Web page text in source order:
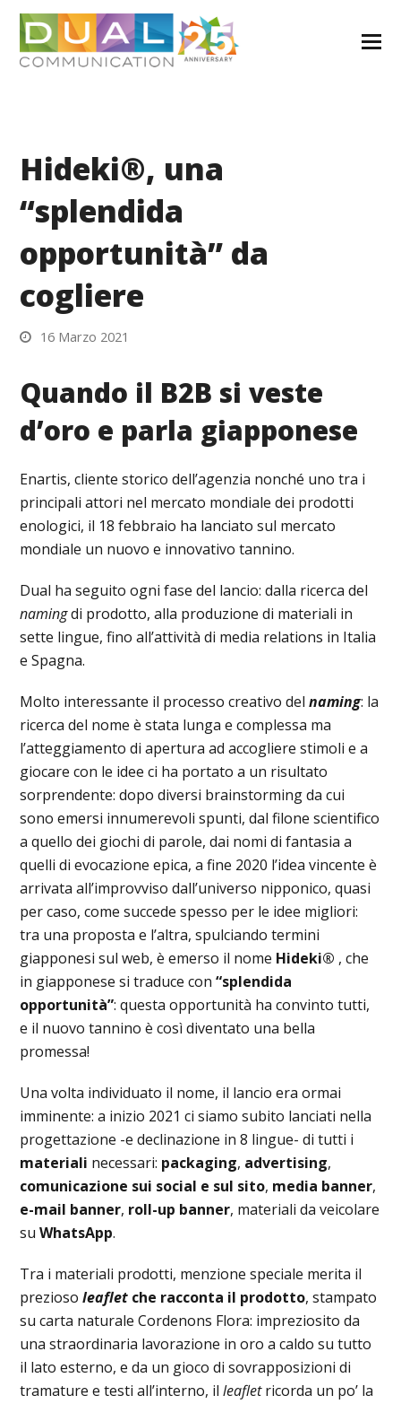
Hideki®, una
“splendida
opportunità” da
cogliere
16 Marzo 2021
Quando il B2B si veste
d’oro e parla giapponese
Enartis, cliente storico dell’agenzia nonché uno tra i
principali attori nel mercato mondiale dei prodotti
enologici, il 18 febbraio ha lanciato sul mercato
mondiale un nuovo e innovativo tannino.
Dual ha seguito ogni fase del lancio: dalla ricerca del
namingdi prodotto, alla produzione di materiali in
sette lingue, fino all’attività di media relations in Italia
e Spagna.
Molto interessante il processo creativo delnaming: la
ricerca del nome è stata lunga e complessa ma
l’atteggiamento di apertura ad accogliere stimoli e a
giocare con le idee ci ha portato a un risultato
sorprendente: dopo diversi brainstorming da cui
sono emersi innumerevoli spunti, dal filone scientifico
a quello dei giochi di parole, dai nomi di fantasia a
quelli di evocazione epica, a fine 2020 l’idea vincente è
arrivata all’improvviso dall’universo nipponico, quasi
per caso, come succede spesso per le idee migliori:
tra una proposta e l’altra, spulciando termini
giapponesi sul web, è emerso il nome Hideki® , che
in giapponese si traduce con“splendida
opportunità”: questa opportunità ha convinto tutti,
e il nuovo tannino è così diventato una bella
promessa!
Una volta individuato il nome, il lancio era ormai
imminente: a inizio 2021 ci siamo subito lanciati nella
progettazione -e declinazione in 8 lingue- di tutti i
materiali necessari: packaging, advertising,
comunicazione sui social e sul sito, media banner,
e-mail banner, roll-up banner, materiali da veicolare
suWhatsApp.
Tra i materiali prodotti, menzione speciale merita il
preziosoleaflet che racconta il prodotto, stampato
su carta naturale Cordenons Flora: impreziosito da
una straordinaria lavorazione in oro a caldo su tutto
il lato esterno, e da un gioco di sovrapposizioni di
tramature e testi all’interno, illeafletricorda un po’ la